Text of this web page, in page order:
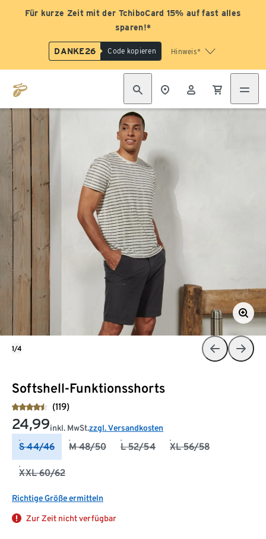
Für kurze Zeit mit der TchiboCard 15% auf fast alles
sparen!*
DANKE26 Code kopieren Hinweis*
Softshell-Funktionsshorts
(119)
24,99inkl. MwSt.zzgl. Versandkosten
S 44/46 M 48/50 L 52/54 XL 56/58
XXL 60/62
Richtige Größe ermitteln
Zur Zeit nicht verfügbar
1/4